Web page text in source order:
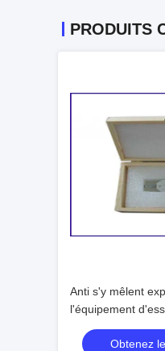
PRODUITS
Anti s'y mêlent
l'équipement
72.6×72.6×30mm
Obtenez